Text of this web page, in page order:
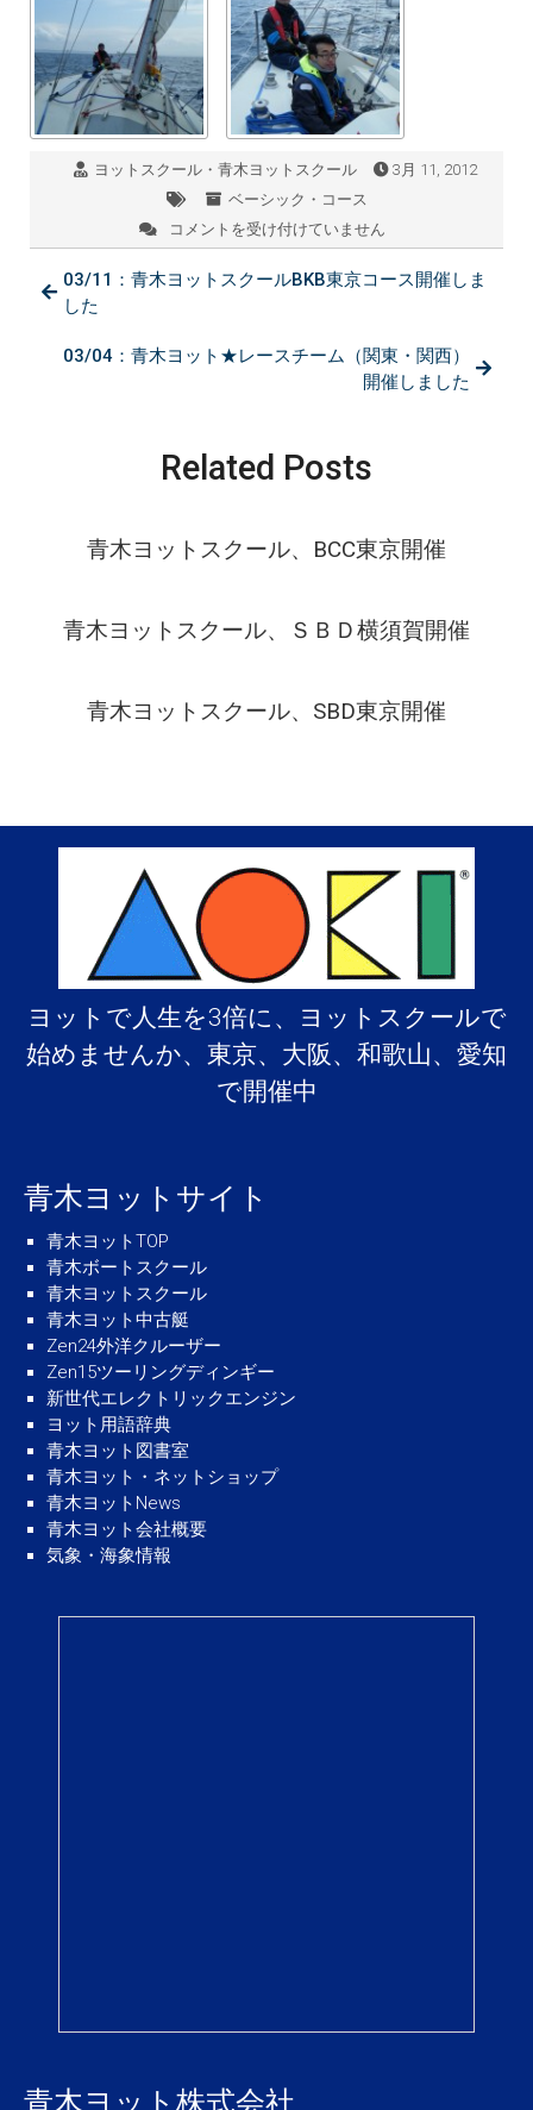
ヨットスクール・青木ヨットスクール
3月 11, 2012
ベーシック・コース
03/11：
木
ス
BCC
横
コ
催
し
コメントを受け付けていません
03/11：青木ヨットスクールBKB東京コース開催しま
した
03/04：青木ヨット★レースチーム（関東・関西）
開催しました
Related Posts
青木ヨットスクール、BCC東京開催
青木ヨットスクール、ＳＢＤ横須賀開催
青木ヨットスクール、SBD東京開催
ヨットで人生を3倍に、ヨットスクールで
始めませんか、東京、大阪、和歌山、愛知
で開催中
青木ヨットサイト
青木ヨットTOP
青木ボートスクール
青木ヨットスクール
青木ヨット中古艇
Zen24外洋クルーザー
Zen15ツーリングディンギー
新世代エレクトリックエンジン
ヨット用語辞典
青木ヨット図書室
青木ヨット・ネットショップ
青木ヨットNews
青木ヨット会社概要
気象・海象情報
青木ヨット株式会社